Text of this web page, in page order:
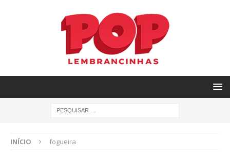
INÍCIO fogueira